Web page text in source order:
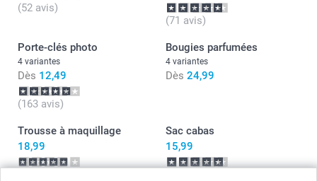
(52 avis)
(71 avis)
Porte-clés photo
4 variantes
Dès 12,49
(163 avis)
Bougies parfumées
4 variantes
Dès 24,99
Trousse à maquillage
18,99
Sac cabas
15,99